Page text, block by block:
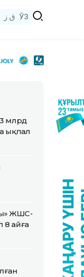
ق ز ЎЗ
млрд
ықпал
ЖШС-
8 айға